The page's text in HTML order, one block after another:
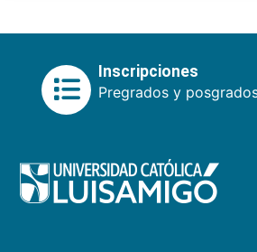
Inscripciones
Pregrados y